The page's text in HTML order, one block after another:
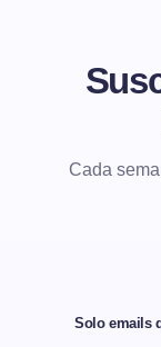
Cada
Solo emails